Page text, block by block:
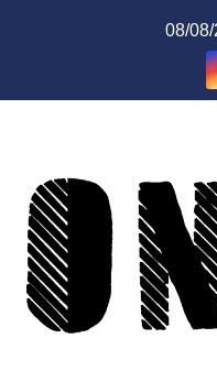
08/